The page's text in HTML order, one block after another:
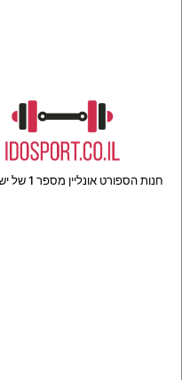
חנות הספורט אונליין מספר 1 של ישראל